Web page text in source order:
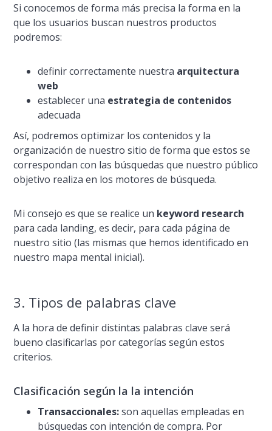
Si conocemos de forma más precisa la forma en la
que los usuarios buscan nuestros productos
podremos:
definir correctamente nuestra arquitectura
web
establecer una estrategia de contenidos
adecuada
Así­, podremos optimizar los contenidos y la
organización de nuestro sitio de forma que estos se
correspondan con las búsquedas que nuestro público
objetivo realiza en los motores de búsqueda.
Mi consejo es que se realice un keyword research
para cada landing, es decir, para cada página de
nuestro sitio (las mismas que hemos identificado en
nuestro mapa mental inicial).
3. Tipos de palabras clave
A la hora de definir distintas palabras clave será
bueno clasificarlas por categorí­as según estos
criterios.
Clasificación según la la intención
Transaccionales:son aquellas empleadas en
búsquedas con intención de compra. Por